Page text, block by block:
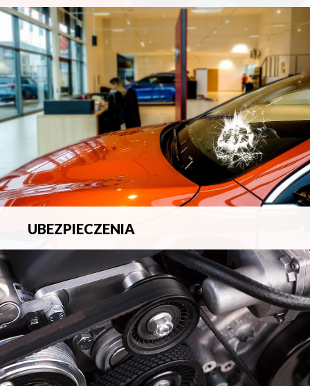
Kompleksowa obsługa wszelkich napraw
blacharsko-lakierniczych.
UBEZPIECZENIA
Pełna ochrona ubezpieczeniowa w zakresie wszelkich